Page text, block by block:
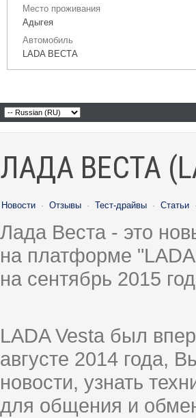
Место проживания
Адыгея
Автомобиль
LADA ВЕСТА
ЛАДА ВЕСТА
Новости · Отзывы · Тест-драйвы · Статьи ·
Лада Веста - это
на платформе
на сентябрь 2015
LADA Vesta был
августе 2014 года,
новости, узнать
для общения и